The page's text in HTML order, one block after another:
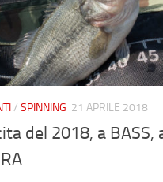
/ SPINNING 21 APRILE 2018
del 2018, a BASS,